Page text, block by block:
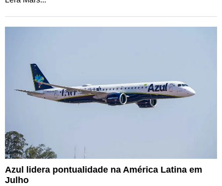
Azul lidera pontualidade na América Latina em
Julho